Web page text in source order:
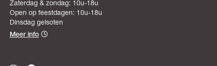
Zaterdag & zondag: 10u-18u
Open op feestdagen: 10u-18u
Dinsdag gelsoten
Meer info